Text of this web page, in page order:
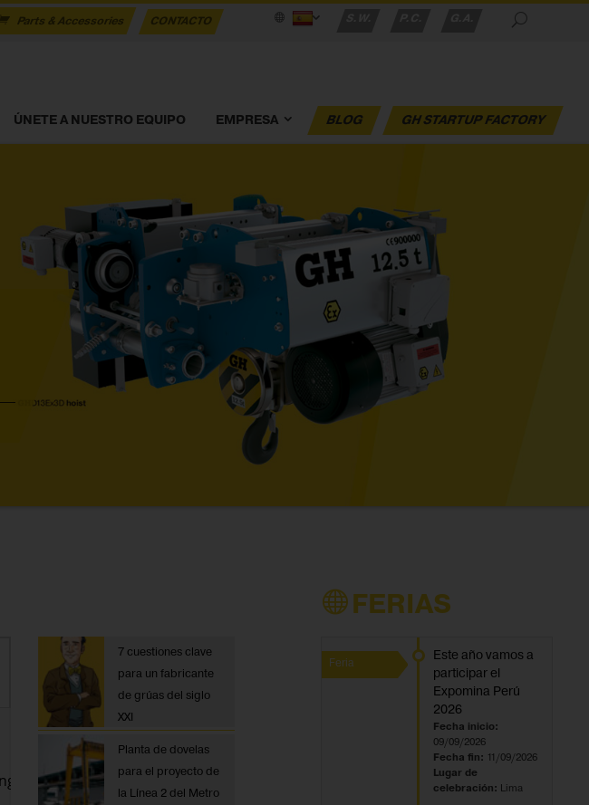
Parts & Accessories CONTACTO
ÚNETE A NUESTRO EQUIPO EMPRESA BLOG GH STARTUP FACTORY
7 cuestiones clave
para un fabricante
de grúas del siglo
XXI
Planta de dovelas
para el proyecto de
la Línea 2 del Metro
FERIAS
Feria
Este año vamos a
participar el
Expomina Perú
2026
Fecha inicio:
09/09/2026
Fecha fin: 11/09/2026
Lugar de
celebración: Lima